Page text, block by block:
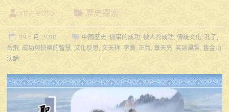
xtfy_editor 歷史探索
29 5 月, 2018 中國歷史 ,做事的成功 ,做人的成功 ,傳統文化 ,孔子
岳飛 成功與快樂的智慧 ,文化反思 ,文天祥 ,李廣 正氣 ,章天亮 ,笑談風雲 舊金山
演講